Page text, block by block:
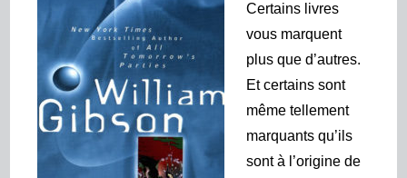
Certains livres
vous marquent
plus que d’autres.
Et certains sont
même tellement
marquants qu’ils
sont à l’origine de